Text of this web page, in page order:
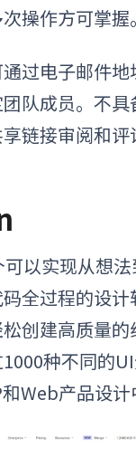
操作方可掌握。
过电子邮件
队成员。不
链接审阅和评
以实现从想
全过程的设
创建高质量的
种不同的
Web产品设计